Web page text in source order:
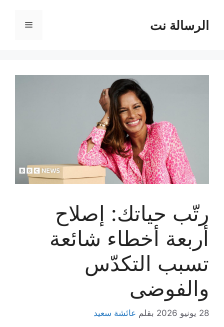
المحتوىالرسالة نت القائمة
رتّب حياتك: إصلاح
أربعة أخطاء شائعة
تسبب التكدّس
والفوضى
28 يونيو 2026 بقلم عائشة سعيد